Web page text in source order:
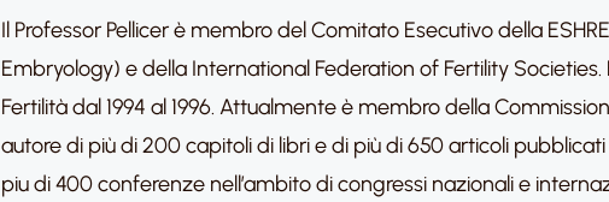
Il Professor Pellicer è membro del Comitato Esecutivo della
Embryology) e della International Federation of Fertility
Fertilità dal 1994 al 1996. Attualmente è membro della
autore di più di 200 capitoli di libri e di più di 650 articoli
piu di 400 conferenze nell’ambito di congressi nazionali e